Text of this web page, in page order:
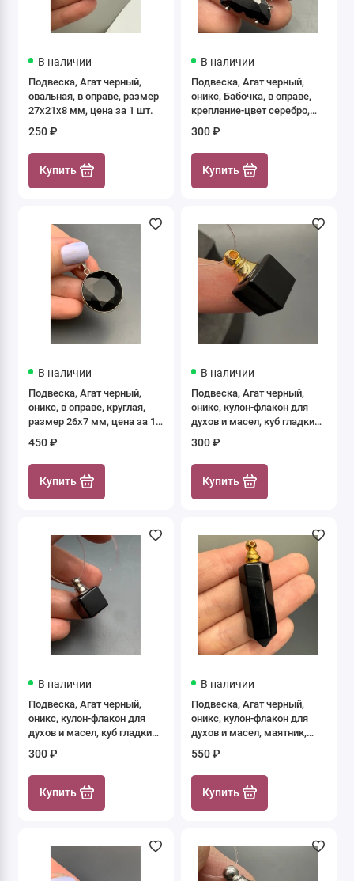
В наличии
Подвеска, Агат черный,
овальная, в оправе, размер
27х21х8 мм, цена за 1 шт.
250 ₽
Купить
В наличии
Подвеска, Агат черный,
оникс, Бабочка, в оправе,
крепление-цвет серебро,
за 1 шт.
300 ₽
Купить
В наличии
Подвеска, Агат черный,
оникс, в оправе, круглая,
размер 26х7 мм, цена за 1
450 ₽
Купить
В наличии
Подвеска, Агат черный,
оникс, кулон-флакон для
духов и масел, куб гладкий
золото, цена за 1 шт.
300 ₽
Купить
В наличии
Подвеска, Агат черный,
оникс, кулон-флакон для
духов и масел, куб гладкий
серебро, цена за 1 шт.
300 ₽
Купить
В наличии
Подвеска, Агат черный,
оникс, кулон-флакон для
духов и масел, маятник,
крепление - цвет золото,
цена за 1 шт.
550 ₽
Купить